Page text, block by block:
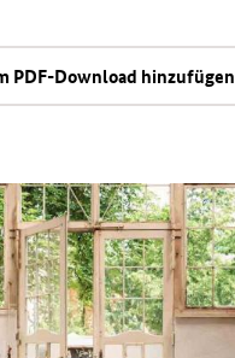
PDF-Download hinzufügen